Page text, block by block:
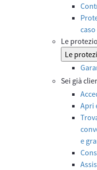
Le
Le
Sei già
Apri
e